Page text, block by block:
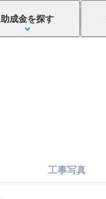
助成金を探す
工事写真